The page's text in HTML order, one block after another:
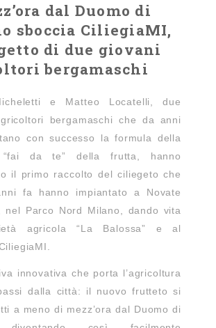
dal Duomo di
sboccia CiliegiaMI,
di due giovani
bergamaschi
e Matteo Locatelli, due
bergamaschi che da anni
con successo la formula della
“fai da te” della frutta, hanno
il primo raccolto del ciliegeto che
fa hanno impiantato a Novate
nel Parco Nord Milano, dando vita
agricola “La Balossa” e al
innovativa che porta l’agricoltura
dalla città: il nuovo frutteto si
a meno di mezz’ora dal Duomo di